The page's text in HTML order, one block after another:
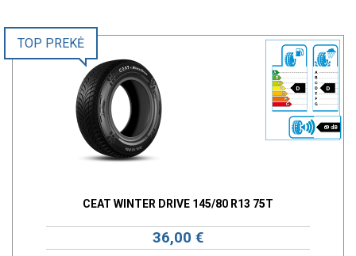
D D
69 dB
TOP PREKĖ
CEAT WINTER DRIVE 145/80 R13 75T
36,00 €